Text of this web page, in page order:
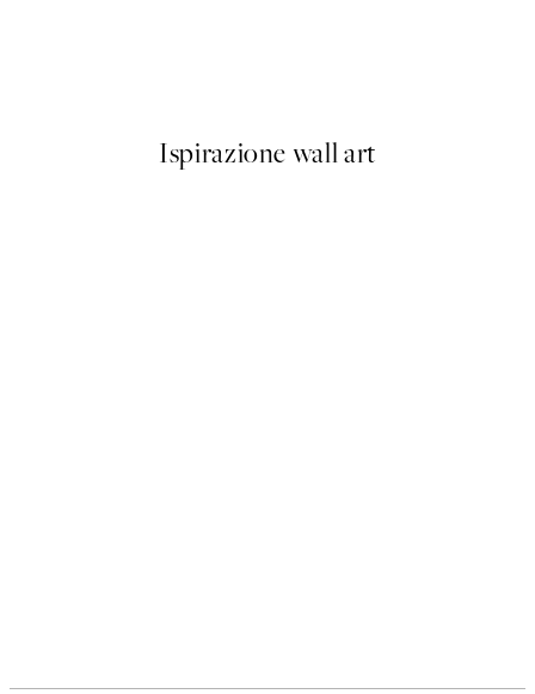
Ispirazione wall art